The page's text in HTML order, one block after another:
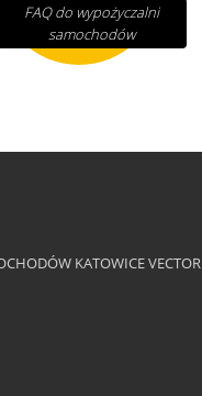
FAQ do wypożyczalni
samochodów
KATOWICE VECTOR